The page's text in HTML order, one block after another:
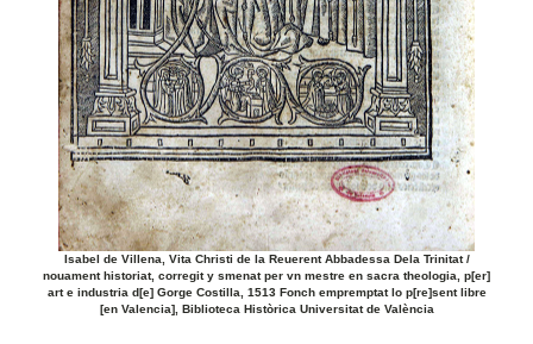
Isabel de Villena, Vita Christi de la Reuerent Abbadessa Dela Trinitat /
nouament historiat, corregit y smenat per vn mestre en sacra theologia, p[er]
art e industria d[e] Gorge Costilla, 1513 Fonch empremptat lo p[re]sent libre
[en Valencia], Biblioteca Històrica Universitat de València